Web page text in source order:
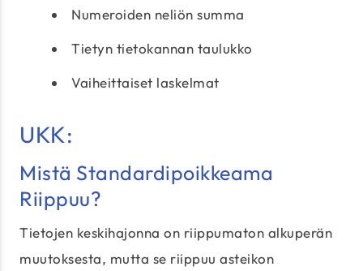
Numeroiden neliön summa
Tietyn tietokannan taulukko
Vaiheittaiset laskelmat
UKK:
Mistä Standardipoikkeama
Riippuu?
Tietojen keskihajonna on riippumaton alkuperän
muutoksesta, mutta se riippuu asteikon